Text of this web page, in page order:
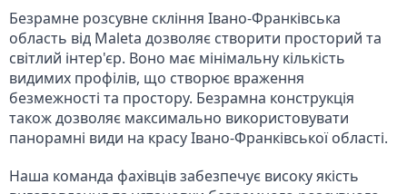
Безрамне розсувне скління Івано-Франківська
область від Maleta дозволяє створити просторий та
світлий інтер'єр. Воно має мінімальну кількість
видимих профілів, що створює враження
безмежності та простору. Безрамна конструкція
також дозволяє максимально використовувати
панорамні види на красу Івано-Франківської області.
Наша команда фахівців забезпечує високу якість